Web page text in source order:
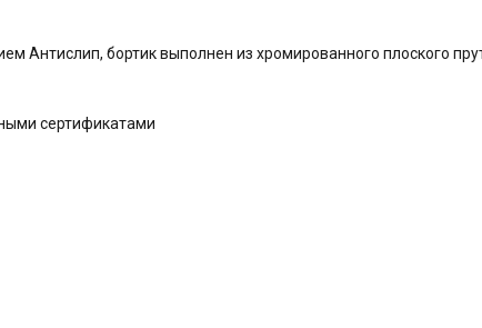
Антислип, бортик выполнен из хромированного плоского
сертификатами